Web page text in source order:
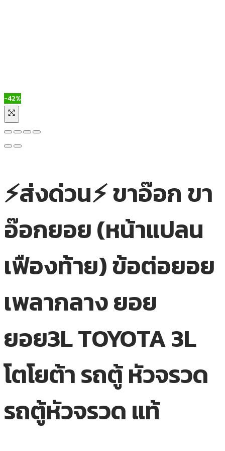
-42%
⚡ส่งด่วน⚡ ขาอ๊อก ขา
อ๊อกยอย (หน้าแปลน
เฟืองท้าย) ข้อต่อยอย
เพลากลาง ยอย
ยอย3L TOYOTA 3L
โตโยต้า รถตู้ หัวจรวด
รถตู้หัวจรวด แท้